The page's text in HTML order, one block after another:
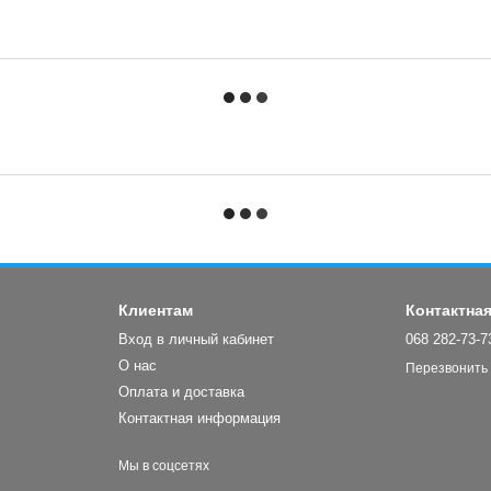
Клиентам
Вход в личный кабинет
О нас
Оплата и доставка
Контактная информация
Мы в соцсетях
068 282-73-